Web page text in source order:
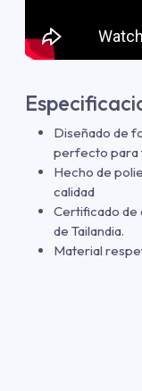
Diseñado de
perfecto para
Hecho de
calidad
Certificado de
de Tailandia.
Material